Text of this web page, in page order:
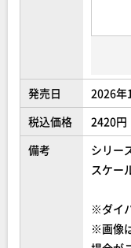
発売日
2026年
税込価格
2420円
備考
シリー
スケー
※ダイ
※画像